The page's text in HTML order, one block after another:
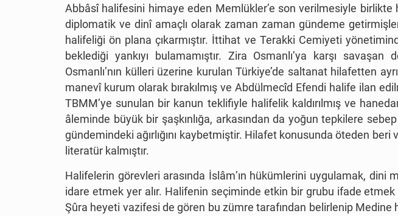
Abbâsî halifesini himaye eden Memlükler’e son verilmesiyle birlikte
diplomatik ve dinî amaçlı olarak zaman zaman gündeme
halifeliği ön plana çıkarmıştır. İttihat ve Terakki Cemiyeti
beklediği yankıyı bulamamıştır. Zira Osmanlı’ya karşı savaşan
Osmanlı’nın külleri üzerine kurulan Türkiye’de saltanat hilafetten
manevî kurum olarak bırakılmış ve Abdülmecîd Efendi halife ilan
TBMM’ye sunulan bir kanun teklifiyle halifelik kaldırılmış ve
âleminde büyük bir şaşkınlığa, arkasından da yoğun tepkilere
gündemindeki ağırlığını kaybetmiştir. Hilafet konusunda öteden
literatür kalmıştır.
Halifelerin görevleri arasında İslâm’ın hükümlerini uygulamak, dini
idare etmek yer alır. Halifenin seçiminde etkin bir grubu ifade etmek
Şûra heyeti vazifesi de gören bu zümre tarafından belirlenip